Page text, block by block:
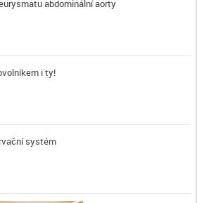
abdominální aorty
i ty!
systém